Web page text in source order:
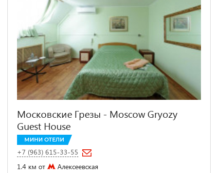
Московские Грезы - Moscow Gryozy
Guest House
МИНИ ОТЕЛИ
+7 (963) 615-33-55
1.4 км от
Алексеевская